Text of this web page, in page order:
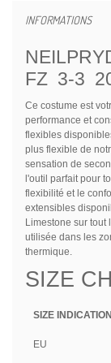
INFORMATIONS
FZ 3-3
Ce costume est
performance et
flexibles
plus flexible de
sensation de
l'outil parfait pour
flexibilité et le
extensibles
Limestone sur tout
utilisée dans les
thermique.
SIZE
SIZE INDICATION
EU